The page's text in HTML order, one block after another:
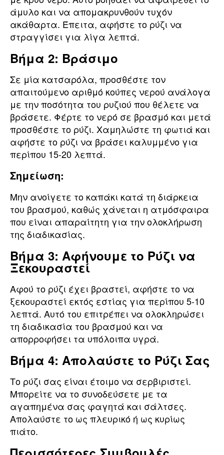
άμυλο και να απομακρυνθούν τυχόν
ακάθαρτα. Έπειτα, αφήστε το ρύζι να
στραγγίσει για λίγα λεπτά.
Βήμα 2: Βράσιμο
Σε μία κατσαρόλα, προσθέστε τον
απαιτούμενο αριθμό κούπες νερού ανάλογα
με την ποσότητα του ρυζιού που θέλετε να
βράσετε. Φέρτε το νερό σε βρασμό και μετά
προσθέστε το ρύζι. Χαμηλώστε τη φωτιά και
αφήστε το ρύζι να βράσει καλυμμένο για
περίπου 15-20 λεπτά.
Σημείωση:
Μην ανοίγετε το καπάκι κατά τη διάρκεια
του βρασμού, καθώς χάνεται η ατμόσφαιρα
που είναι απαραίτητη για την ολοκλήρωση
της διαδικασίας.
Βήμα 3: Αφήνουμε το Ρύζι να
Ξεκουραστεί
Αφού το ρύζι έχει βραστεί, αφήστε το να
ξεκουραστεί εκτός εστίας για περίπου 5-10
λεπτά. Αυτό του επιτρέπει να ολοκληρώσει
τη διαδικασία του βρασμού και να
απορροφήσει τα υπόλοιπα υγρά.
Βήμα 4: Απολαύστε το Ρύζι Σας
Το ρύζι σας είναι έτοιμο να σερβιριστεί.
Μπορείτε να το συνοδεύσετε με τα
αγαπημένα σας φαγητά και σάλτσες.
Απολαύστε το ως πλευρικό ή ως κυρίως
πιάτο.